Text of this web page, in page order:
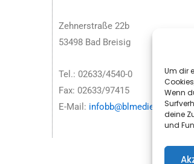
Um dir
Wenn
deine
und
Zehnerstraße 22b
53498 Bad Breisig
Tel.: 02633/4540-0
Fax: 02633/97415
E-Mail: infobb@blmedien.de